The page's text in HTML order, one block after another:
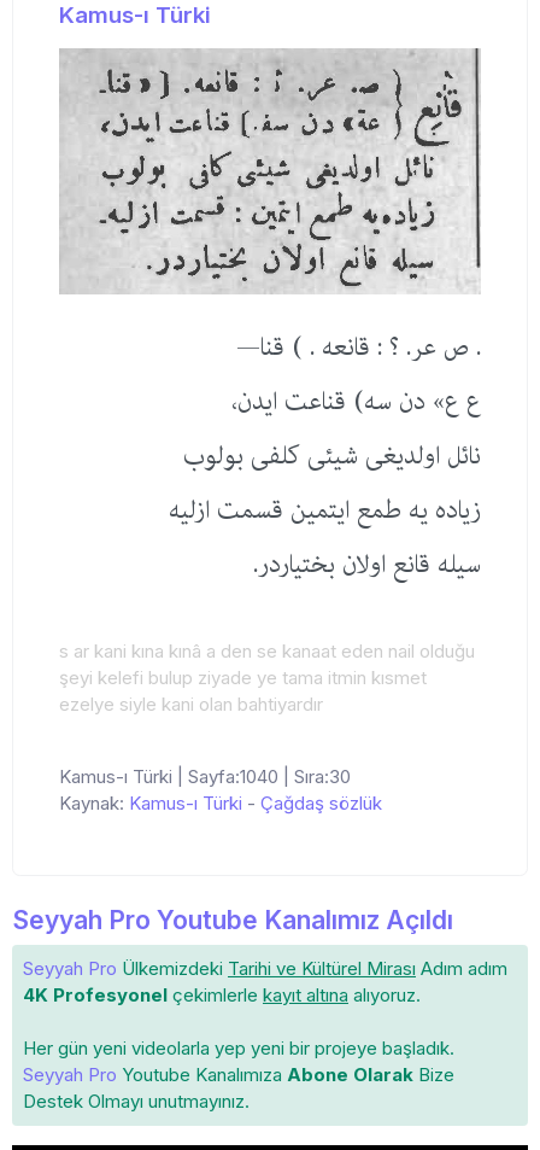
Kamus-ı Türki
. ص عر. ؟ : قانعه . ) قنا—
ع ع» دن سه) قناعت ایدن،
نائل اولدیغی شیئی كلفی بولوب
زیاده یه طمع ایتمین قسمت ازلیه
سیله قانع اولان بختیاردر.
s ar kani kına kınâ a den se kanaat eden nail olduğu
şeyi kelefi bulup ziyade ye tama itmin kısmet
ezelye siyle kani olan bahtiyardır
Kamus-ı Türki | Sayfa:1040 | Sıra:30
Kaynak: Kamus-ı Türki - Çağdaş sözlük
Seyyah Pro Youtube Kanalımız Açıldı
Seyyah Pro Ülkemizdeki Tarihi ve Kültürel Mirası Adım adım
4K Profesyonel çekimlerle kayıt altına alıyoruz.
Her gün yeni videolarla yep yeni bir projeye başladık.
Seyyah Pro Youtube Kanalımıza Abone Olarak Bize
Destek Olmayı unutmayınız.